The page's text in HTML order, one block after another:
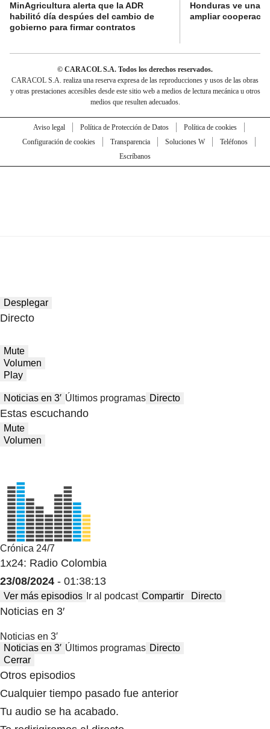
MinAgricultura alerta que la ADR
habilitó día despúes del cambio de
gobierno para firmar contratos
Honduras ve una
ampliar
© CARACOL S.A. Todos los derechos reservados.
CARACOL S.A. realiza una reserva expresa de las reproducciones y usos de las obras
y otras prestaciones accesibles desde este sitio web a medios de lectura mecánica u otros
medios que resulten adecuados.
Aviso legal Política de Protección de Datos
Política de cookies
Configuración de cookies
Transparencia Soluciones W
Teléfonos
Escríbanos
Desplegar
Directo
Mute
Volumen
Play
Noticias en 3′ Últimos programas Directo
Estas escuchando
Mute
Volumen
Crónica 24/7
1x24: Radio Colombia
23/08/2024 - 01:38:13
Ver más episodios Ir al podcast Compartir Directo
Noticias en 3′
Noticias en 3′
Noticias en 3′ Últimos programas Directo
Cerrar
Otros episodios
Cualquier tiempo pasado fue anterior
Tu audio se ha acabado.